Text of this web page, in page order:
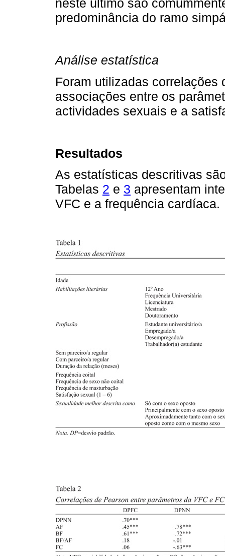
neste último são
predominância do ramo
Análise estatística
Foram utilizadas correlações
associações entre os
actividades sexuais e a
Resultados
As estatísticas descritivas
Tabelas 2 e 3 apresentam
VFC e a frequência cardíaca.